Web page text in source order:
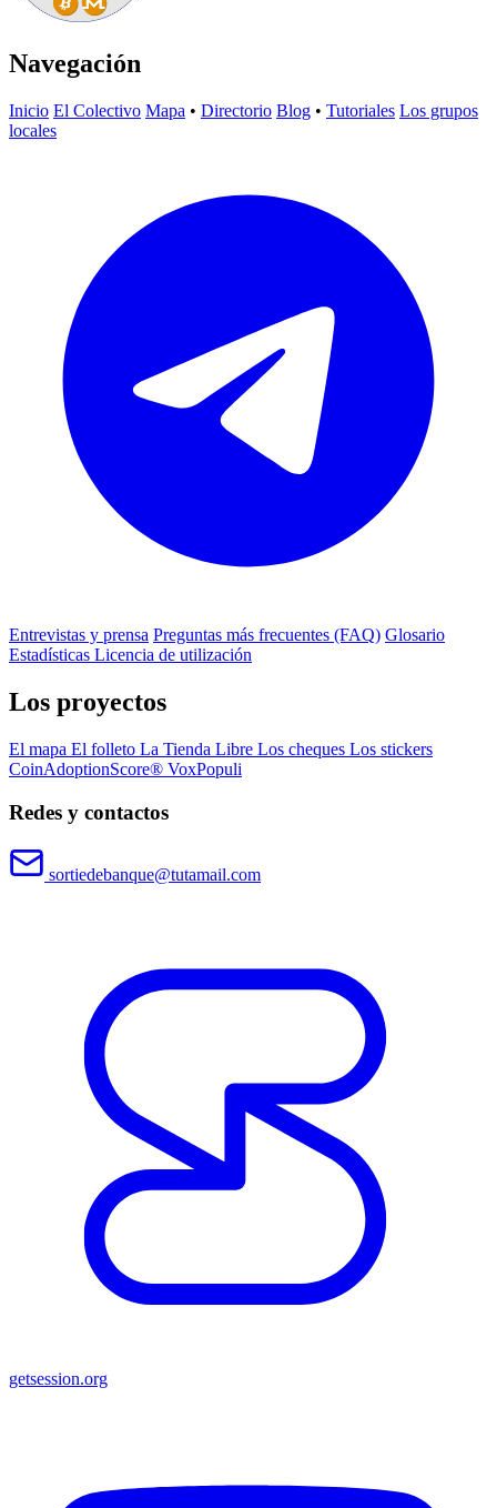
Navegación
Inicio El Colectivo Mapa • Directorio Blog • Tutoriales Los grupos
locales
Entrevistas y prensa Preguntas más frecuentes (FAQ) Glosario
Estadísticas Licencia de utilización
Los proyectos
El mapa El folleto La Tienda Libre Los cheques Los stickers
CoinAdoptionScore® VoxPopuli
Redes y contactos
sortiedebanque@tutamail.com
getsession.org